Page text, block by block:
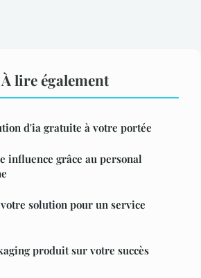
lire également
d'ia gratuite à votre portée
influence grâce au personal
solution pour un service
produit sur votre succès